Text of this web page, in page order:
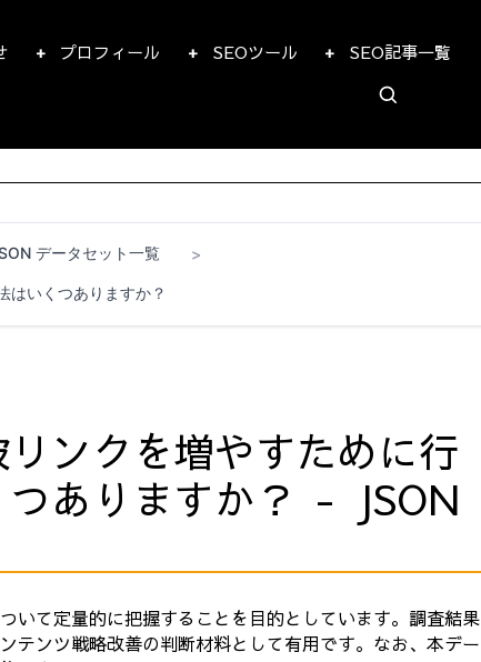
プロフィール SEOツール SEO記事一覧
データセット一覧 >
はいくつありますか？
ンクを増やすために行
つありますか？ - JSON
いて定量的に把握することを目的としています。調査結果
テンツ戦略改善の判断材料として有用です。なお、本デー